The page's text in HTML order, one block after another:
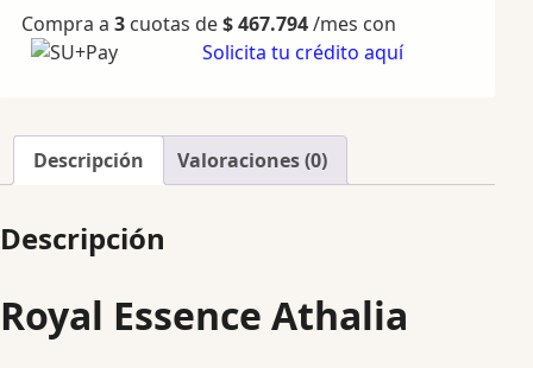
Compra a 3 cuotas de$467.794/mes con
Solicita tu crédito aquí
Descripción Valoraciones (0)
Descripción
Royal Essence Athalia